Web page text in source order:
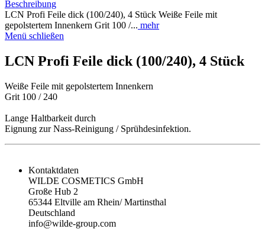
Beschreibung
LCN Profi Feile dick (100/240), 4 Stück Weiße Feile mit
gepolstertem Innenkern Grit 100 /... mehr
Menü schließen
LCN Profi Feile dick (100/240), 4 Stück
Weiße Feile mit gepolstertem Innenkern
Grit 100 / 240
Lange Haltbarkeit durch
Eignung zur Nass-Reinigung / Sprühdesinfektion.
Kontaktdaten
WILDE COSMETICS GmbH
Große Hub 2
65344 Eltville am Rhein/ Martinsthal
Deutschland
info@wilde-group.com